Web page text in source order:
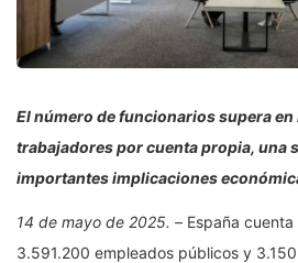
El número de funcionarios supera
trabajadores por cuenta propia, una
importantes implicaciones
14 de mayo de 2025. – España
3.591.200 empleados públicos y